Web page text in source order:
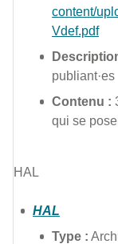
content/
Vdef.pdf
publiant·es
Contenu :
qui se
HAL
HAL
Type :